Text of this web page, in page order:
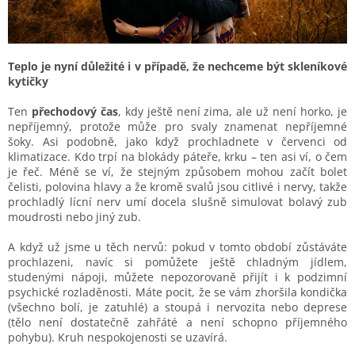
Teplo je nyní důležité i v případě, že nechceme být skleníkové
kytičky
Ten přechodový čas, kdy ještě není zima, ale už není horko, je
nepříjemný, protože může pro svaly znamenat nepříjemné
šoky. Asi podobně, jako když prochladnete v červenci od
klimatizace. Kdo trpí na blokády páteře, krku – ten asi ví, o čem
je řeč. Méně se ví, že stejným způsobem mohou začít bolet
čelisti, polovina hlavy a že kromě svalů jsou citlivé i nervy, takže
prochladlý lícní nerv umí docela slušně simulovat bolavý zub
moudrosti nebo jiný zub.
A když už jsme u těch nervů: pokud v tomto období zůstáváte
prochlazeni, navíc si pomůžete ještě chladným jídlem,
studenými nápoji, můžete nepozorovaně přijít i k podzimní
psychické rozladěnosti. Máte pocit, že se vám zhoršila kondička
(všechno bolí, je zatuhlé) a stoupá i nervozita nebo deprese
(tělo není dostatečně zahřáté a není schopno příjemného
pohybu). Kruh nespokojenosti se uzavírá.